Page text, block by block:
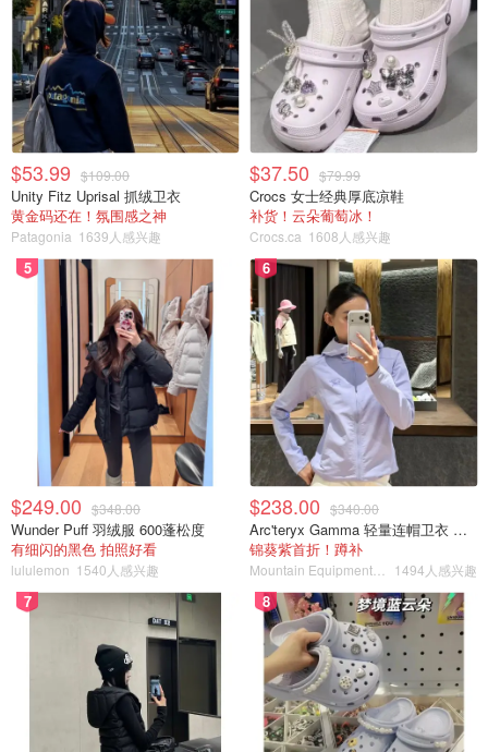
来源： thestar、 torontosun封面：TPS
15岁少女被从多伦多公寓内的淫窝中
救出，警察全面通缉19岁犯罪嫌疑
人！
OOliviaZZ 2612
加拿大正当防卫攻略 - 被袭击如何自
卫？正当防卫法律规定、自卫技巧与
防身神器盘点
是momo酱 1.7w 1
$53.99 $109.00
Unity Fitz Uprisal 抓绒卫衣
黄金码还在！氛围感之神
Patagonia 1639人感兴趣
$37.50 $79.99
Crocs 女士经典厚底凉鞋
补货！云朵葡萄冰！
Crocs.ca 1608人感兴趣
5
$249.00 $348.00
Wunder Puff 羽绒服 600蓬松度
有细闪的黑色 拍照好看
lululemon 1540人感兴趣
6
$238.00 $340.00
Arc'teryx Gamma 轻量连帽卫衣 女款
锦葵紫首折！蹲补
1494人感兴趣
7 8